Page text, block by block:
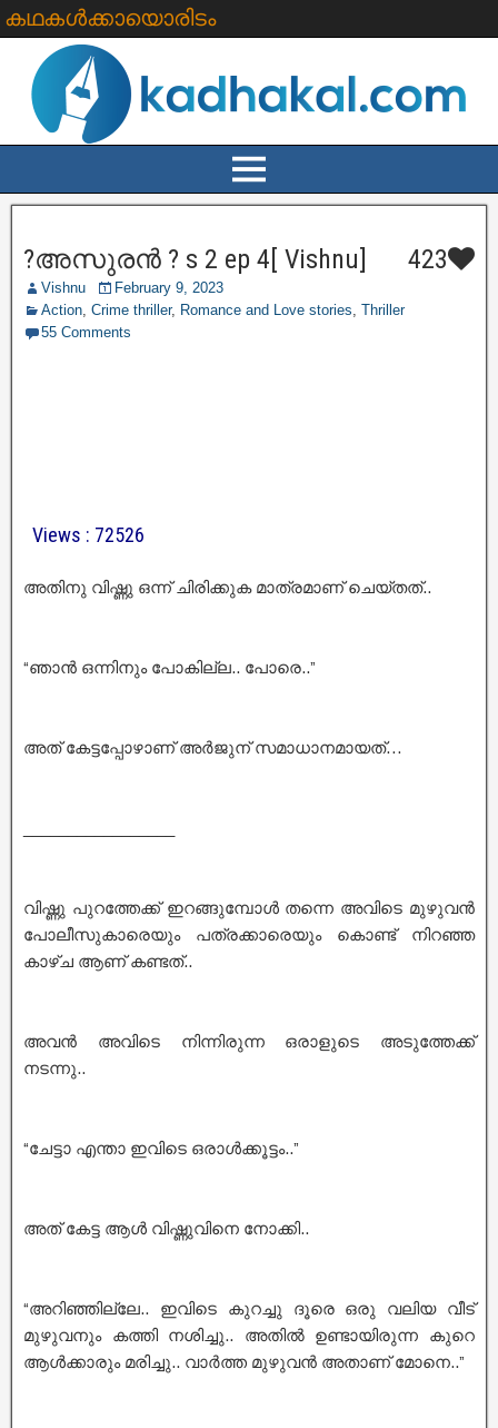
കഥകൾക്കായൊരിടം
?അസുരൻ ? s 2 ep 4[ Vishnu] 423
Vishnu
February 9, 2023
Action, Crime thriller, Romance and Love stories, Thriller
55 Comments
Views : 72526
അതിനു വിഷ്ണു ഒന്ന് ചിരിക്കുക മാത്രമാണ് ചെയ്തത്..
“ഞാൻ ഒന്നിനും പോകില്ല.. പോരെ..”
അത് കേട്ടപ്പോഴാണ് അർജുന് സമാധാനമായത്…
വിഷ്ണു പുറത്തേക്ക് ഇറങ്ങുമ്പോൾ തന്നെ അവിടെ മുഴുവൻ
പോലീസുകാരെയും പത്രക്കാരെയും കൊണ്ട് നിറഞ്ഞ
കാഴ്ച ആണ് കണ്ടത്..
അവൻ അവിടെ നിന്നിരുന്ന ഒരാളുടെ അടുത്തേക്ക്
നടന്നു..
“ചേട്ടാ എന്താ ഇവിടെ ഒരാൾക്കൂട്ടം..”
അത് കേട്ട ആൾ വിഷ്ണുവിനെ നോക്കി..
“അറിഞ്ഞില്ലേ.. ഇവിടെ കുറച്ചു ദൂരെ ഒരു വലിയ വീട്
മുഴുവനും കത്തി നശിച്ചു.. അതിൽ ഉണ്ടായിരുന്ന കുറെ
ആൾക്കാരും മരിച്ചു.. വാർത്ത മുഴുവൻ അതാണ്‌ മോനെ..”